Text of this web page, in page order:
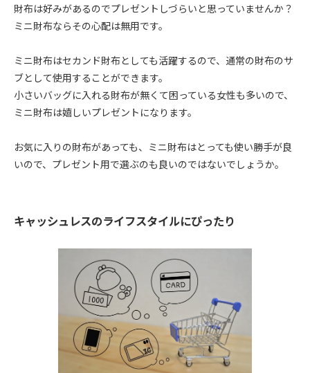
財布は好みがあるのでプレゼントしづらいと思っていませんか？
ミニ財布ならその心配は無用です。
ミニ財布はセカンド財布としても活躍するので、通常の財布のサ
ブとして使用することができます。
小さいバッグに入れる財布が無くて困っている女性も多いので、
ミニ財布は嬉しいプレゼントになります。
お気に入りの財布があっても、ミニ財布はとっても使い勝手が良
いので、プレゼント用で選ぶのも良いのではないでしょうか。
キャッシュレスのライフスタイルにぴったり